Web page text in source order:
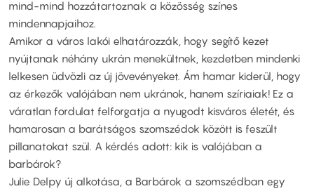
mind-mind hozzátartoznak a közösség színes
mindennapjaihoz.
Amikor a város lakói elhatározzák, hogy segítő kezet
nyújtanak néhány ukrán menekültnek, kezdetben mindenki
lelkesen üdvözli az új jövevényeket. Ám hamar kiderül, hogy
az érkezők valójában nem ukránok, hanem szíriaiak! Ez a
váratlan fordulat felforgatja a nyugodt kisváros életét, és
hamarosan a barátságos szomszédok között is feszült
pillanatokat szül. A kérdés adott: kik is valójában a
barbárok?
Julie Delpy új alkotása, a Barbárok a szomszédban egy